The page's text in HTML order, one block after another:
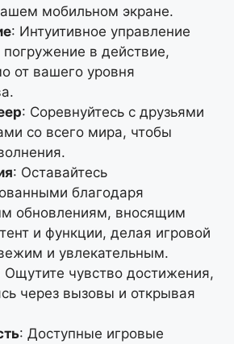
мобильном экране.
: Интуитивное управление
погружение в действие,
от вашего уровня
: Соревнуйтесь с друзьями
со всего мира, чтобы
: Оставайтесь
благодаря
обновлениям, вносящим
и функции, делая игровой
и увлекательным.
Ощутите чувство достижения,
через вызовы и открывая
: Доступные игровые